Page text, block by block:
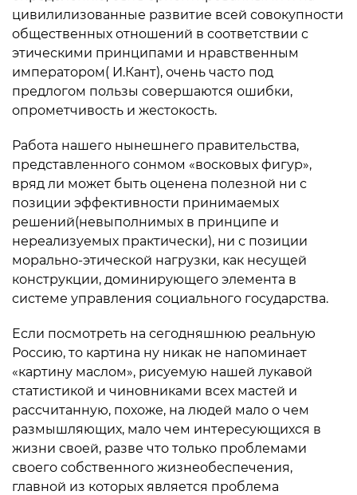
цивилилизованные развитие всей совокупности
общественных отношений в соответствии с
этическими принципами и нравственным
императором( И.Кант), очень часто под
предлогом пользы совершаются ошибки,
опрометчивость и жестокость.
Работа нашего нынешнего правительства,
представленного сонмом «восковых фигур»,
вряд ли может быть оценена полезной ни с
позиции эффективности принимаемых
решений(невыполнимых в принципе и
нереализуемых практически), ни с позиции
морально-этической нагрузки, как несущей
конструкции, доминирующего элемента в
системе управления социального государства.
Если посмотреть на сегодняшнюю реальную
Россию, то картина ну никак не напоминает
«картину маслом», рисуемую нашей лукавой
статистикой и чиновниками всех мастей и
рассчитанную, похоже, на людей мало о чем
размышляющих, мало чем интересующихся в
жизни своей, разве что только проблемами
своего собственного жизнеобеспечения,
главной из которых является проблема